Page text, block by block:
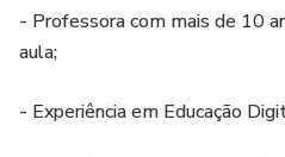
- Professora com mais de 10
aula;
- Experiência em Educação